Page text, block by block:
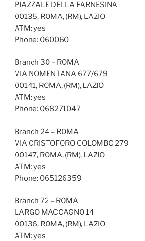
PIAZZALE DELLA FARNESINA
00135, ROMA, (RM), LAZIO
ATM: yes
Phone: 060060
Branch 30 – ROMA
VIA NOMENTANA 677/679
00141, ROMA, (RM), LAZIO
ATM: yes
Phone: 068271047
Branch 24 – ROMA
VIA CRISTOFORO COLOMBO 279
00147, ROMA, (RM), LAZIO
ATM: yes
Phone: 065126359
Branch 72 – ROMA
LARGO MACCAGNO 14
00136, ROMA, (RM), LAZIO
ATM: yes